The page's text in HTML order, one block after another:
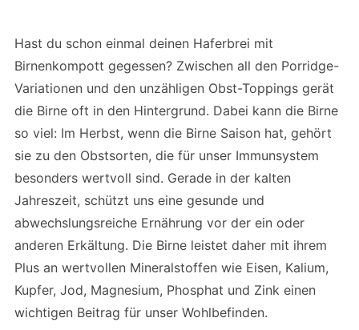
Hast du schon einmal deinen Haferbrei mit
Birnenkompott gegessen? Zwischen all den Porridge-
Variationen und den unzähligen Obst-Toppings gerät
die Birne oft in den Hintergrund. Dabei kann die Birne
so viel: Im Herbst, wenn die Birne Saison hat, gehört
sie zu den Obstsorten, die für unser Immunsystem
besonders wertvoll sind. Gerade in der kalten
Jahreszeit, schützt uns eine gesunde und
abwechslungsreiche Ernährung vor der ein oder
anderen Erkältung. Die Birne leistet daher mit ihrem
Plus an wertvollen Mineralstoffen wie Eisen, Kalium,
Kupfer, Jod, Magnesium, Phosphat und Zink einen
wichtigen Beitrag für unser Wohlbefinden.